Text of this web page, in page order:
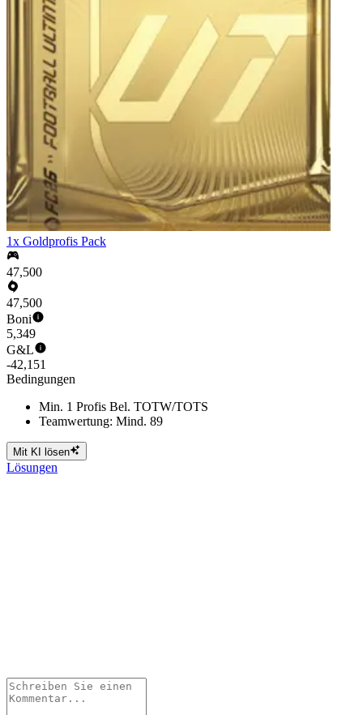
1x Goldprofis Pack
47,500
47,500
Boni
5,349
G&L
-42,151
Bedingungen
Min. 1 Profis Bel. TOTW/TOTS
Teamwertung: Mind. 89
Mit KI lösen
Lösungen